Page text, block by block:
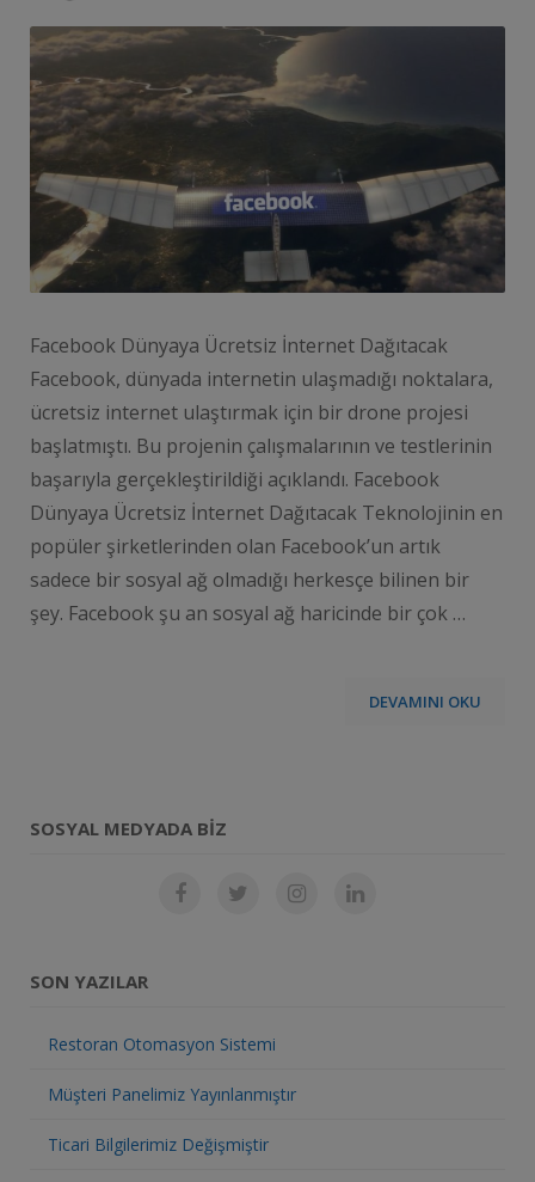
Facebook Dünyaya Ücretsiz İnternet Dağıtacak
Facebook, dünyada internetin ulaşmadığı noktalara,
ücretsiz internet ulaştırmak için bir drone projesi
başlatmıştı. Bu projenin çalışmalarının ve testlerinin
başarıyla gerçekleştirildiği açıklandı. Facebook
Dünyaya Ücretsiz İnternet Dağıtacak Teknolojinin en
popüler şirketlerinden olan Facebook’un artık
sadece bir sosyal ağ olmadığı herkesçe bilinen bir
şey. Facebook şu an sosyal ağ haricinde bir çok …
DEVAMINI OKU
SOSYAL MEDYADA BIZ
SON YAZILAR
Restoran Otomasyon Sistemi
Müşteri Panelimiz Yayınlanmıştır
Ticari Bilgilerimiz Değişmiştir